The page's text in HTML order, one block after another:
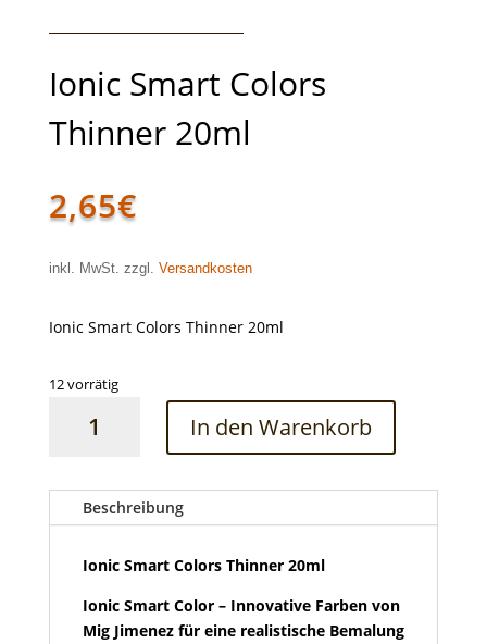
Ionic Smart Colors
Thinner 20ml
2,65€
inkl. MwSt. zzgl. Versandkosten
Ionic Smart Colors Thinner 20ml
12 vorrätig
20ml
In den Warenkorb
Beschreibung
Ionic Smart Colors Thinner 20ml
Ionic Smart Color – Innovative Farben von
Mig Jimenez für eine realistische Bemalung